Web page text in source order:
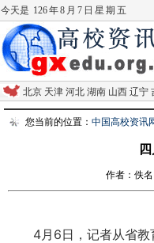
今天是 126 年 8 月 7 日 星 期 五
北京 天津 河北 湖南 山西 辽宁
您当前的位置： 中国高校资讯
作者：佚
4月6日，记者从省